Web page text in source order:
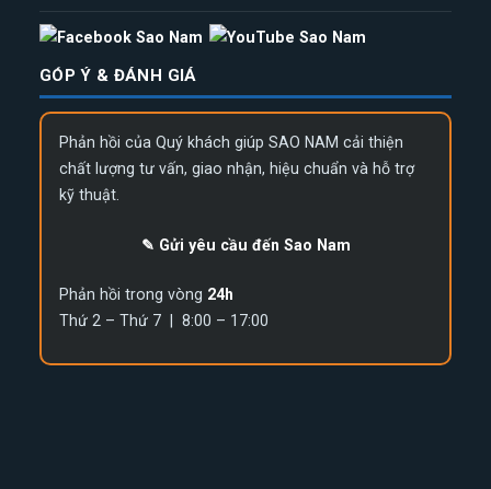
GÓP Ý & ĐÁNH GIÁ
Phản hồi của Quý khách giúp SAO NAM cải thiện
chất lượng tư vấn, giao nhận, hiệu chuẩn và hỗ trợ
kỹ thuật.
✎ Gửi yêu cầu đến Sao Nam
Phản hồi trong vòng 24h
Thứ 2 – Thứ 7 | 8:00 – 17:00